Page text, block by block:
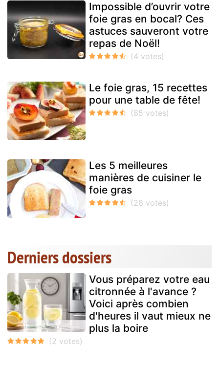
Impossible d’ouvrir votre
foie gras en bocal? Ces
astuces sauveront votre
repas de Noël!
Le foie gras, 15 recettes
pour une table de fête!
Les 5 meilleures
manières de cuisiner le
foie gras
Derniers dossiers
Vous préparez votre eau
citronnée à l'avance ?
Voici après combien
d'heures il vaut mieux ne
plus la boire